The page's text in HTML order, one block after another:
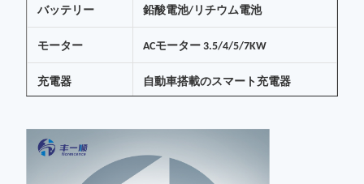
バッテリー 鉛酸電池/リチウム電池
モーター ACモーター 3.5/4/5/7KW
充電器 自動車搭載のスマート充電器
鉄筋+ABS エンジニアリング プラス
チック 鋳造